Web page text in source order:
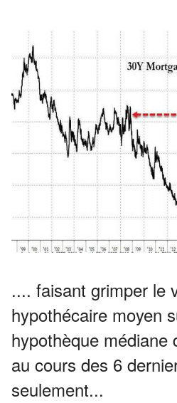
.... faisant grimper le
hypothécaire moyen
hypothèque médiane
au cours des 6
seulement...